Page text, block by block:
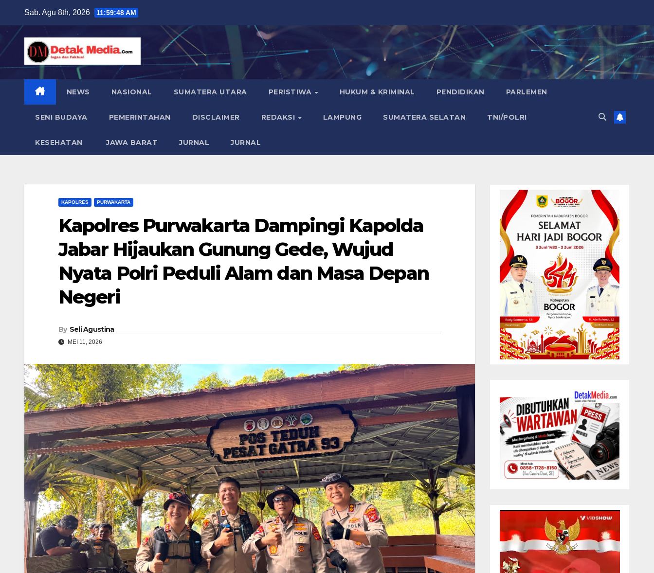
content
Sab. Agu 8th, 2026 11:59:50 AM
NEWS NASIONAL SUMATERA UTARA PERISTIWA HUKUM & KRIMINAL PENDIDIKAN PARLEMEN
SENI BUDAYA PEMERINTAHAN DISCLAIMER REDAKSI LAMPUNG SUMATERA SELATAN TNI/POLRI
KESEHATAN JAWA BARAT JURNAL JURNAL
KAPOLRES PURWAKARTA
Kapolres Purwakarta Dampingi Kapolda
Jabar Hijaukan Gunung Gede, Wujud
Nyata Polri Peduli Alam dan Masa Depan
Negeri
By Seli Agustina
MEI 11, 2026
Video